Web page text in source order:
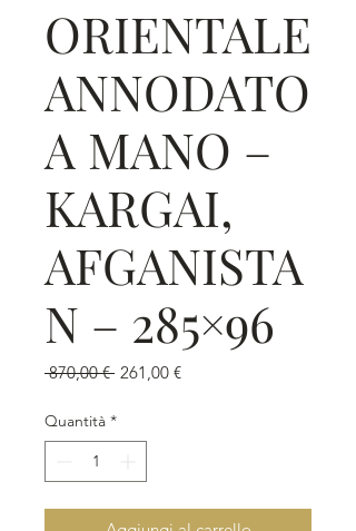
ORIENTALE
ANNODATO
A MANO –
KARGAI,
AFGANISTA
N – 285×96
870,00 € Prezzo
261,00 €Prezzo
Quantità *